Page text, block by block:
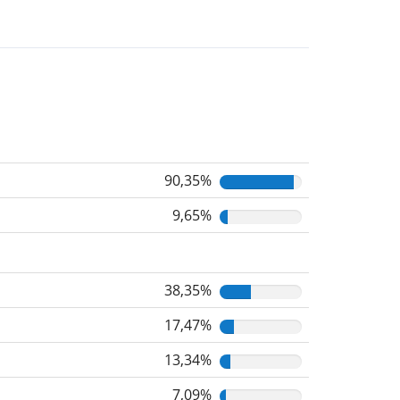
90,35%
9,65%
38,35%
17,47%
13,34%
7,09%